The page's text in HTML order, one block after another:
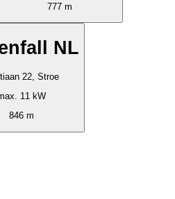
777 m
NL
22, Stroe
11 kW
846 m